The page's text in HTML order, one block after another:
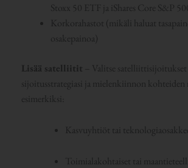
Stoxx 50 ETF ja iShares Core S&P
Korkorahastot (mikäli haluat
osakepainoa)
Lisää satelliitit – Valitse
sijoitusstrategiasi ja mielenkiinnon kohteiden
esimerkiksi:
Kasvuyhtiöt tai
Toimialakohtaiset tai